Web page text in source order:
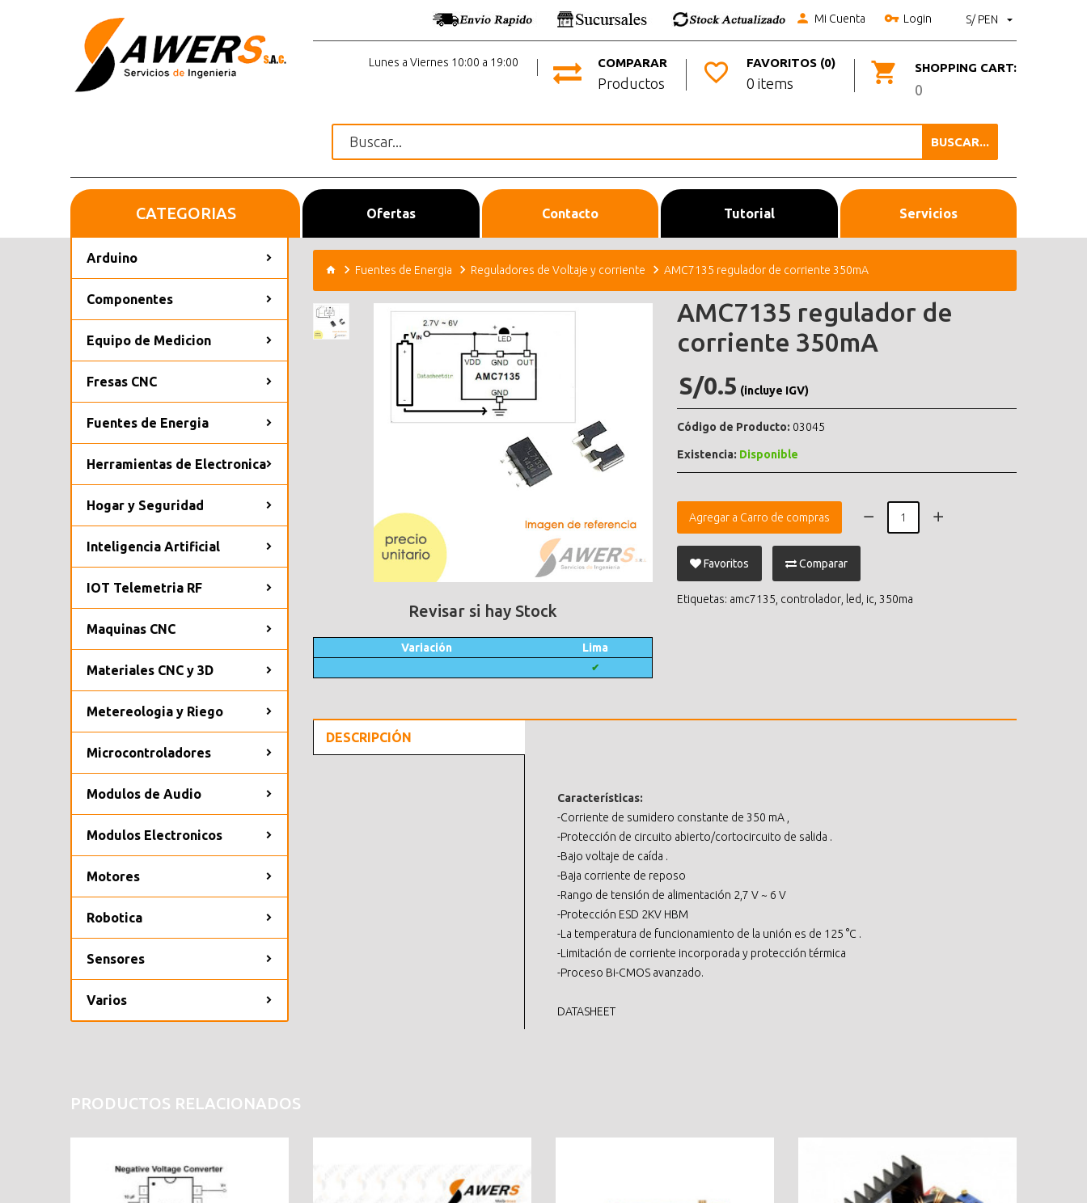
S/ PEN
Mi Cuenta Login
SHOPPING CART:
0
FAVORITOS (0)
0 items
COMPARAR
Productos
Lunes a Viernes 10:00 a 19:00
BUSCAR...
Inicio Ofertas Contacto Tutorial Servicios
CATEGORIAS
Arduino
Componentes
Equipo de Medicion
Fresas CNC
Fuentes de Energia
Herramientas de Electronica
Hogar y Seguridad
Inteligencia Artificial
IOT Telemetria RF
Maquinas CNC
Materiales CNC y 3D
Metereologia y Riego
Microcontroladores
Modulos de Audio
Modulos Electronicos
Motores
Robotica
Sensores
Varios
Fuentes de Energia Reguladores de Voltaje y corriente AMC7135 regulador de corriente 350mA
Revisar si hay Stock
Variación Lima
✔
AMC7135 regulador de
corriente 350mA
S/0.5 (incluye IGV)
Código de Producto: 03045
Existencia: Disponible
Agregar a Carro de compras
Favoritos Comparar
Etiquetas: amc7135 controlador led ic 350ma
DESCRIPCIÓN
Características:
-Corriente de sumidero constante de 350 mA ,
-Protección de circuito abierto/cortocircuito de salida .
-Bajo voltaje de caída .
-Baja corriente de reposo
-Rango de tensión de alimentación 2,7 V ~ 6 V
-Protección ESD 2KV HBM
-La temperatura de funcionamiento de la unión es de 125 °C .
-Limitación de corriente incorporada y protección térmica
-Proceso Bi-CMOS avanzado.
DATASHEET
PRODUCTOS RELACIONADOS